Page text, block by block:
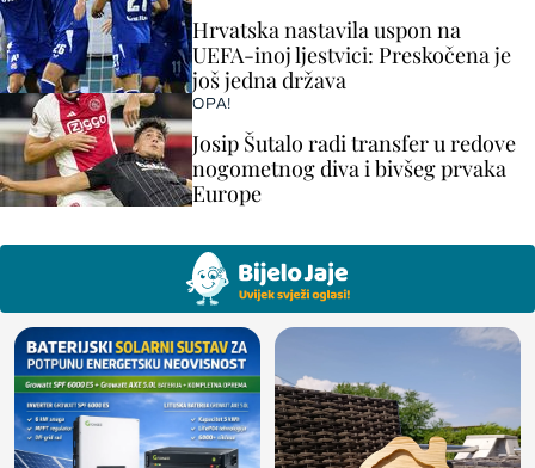
Hrvatska nastavila uspon na
UEFA-inoj ljestvici: Preskočena je
još jedna država
OPA!
Josip Šutalo radi transfer u redove
nogometnog diva i bivšeg prvaka
Europe